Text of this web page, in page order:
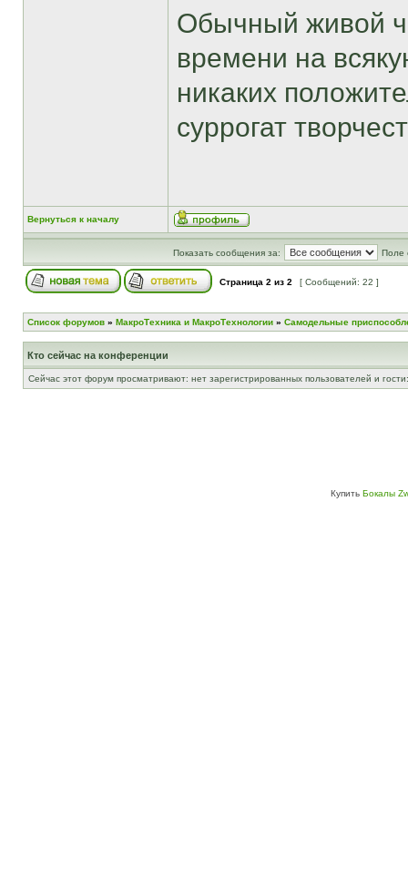
Обычный живой
времени на
никаких
суррогат
Вернуться к началу
Показать сообщения за: Поле
Страница 2 из 2 [ Сообщений: 22 ]
Список форумов » МакроТехника и МакроТехнологии » Самодельные
Кто сейчас на конференции
Сейчас этот форум просматривают: нет зарегистрированных пользователей и
Купить Бокалы